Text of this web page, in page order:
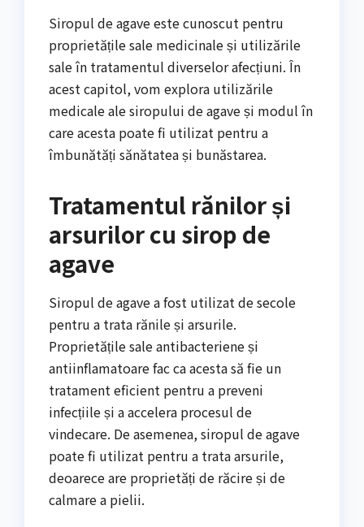
Siropul de agave este cunoscut pentru
proprietățile sale medicinale și utilizările
sale în tratamentul diverselor afecțiuni. În
acest capitol, vom explora utilizările
medicale ale siropului de agave și modul în
care acesta poate fi utilizat pentru a
îmbunătăți sănătatea și bunăstarea.
Tratamentul rănilor și
arsurilor cu sirop de
agave
Siropul de agave a fost utilizat de secole
pentru a trata rănile și arsurile.
Proprietățile sale antibacteriene și
antiinflamatoare fac ca acesta să fie un
tratament eficient pentru a preveni
infecțiile și a accelera procesul de
vindecare. De asemenea, siropul de agave
poate fi utilizat pentru a trata arsurile,
deoarece are proprietăți de răcire și de
calmare a pielii.